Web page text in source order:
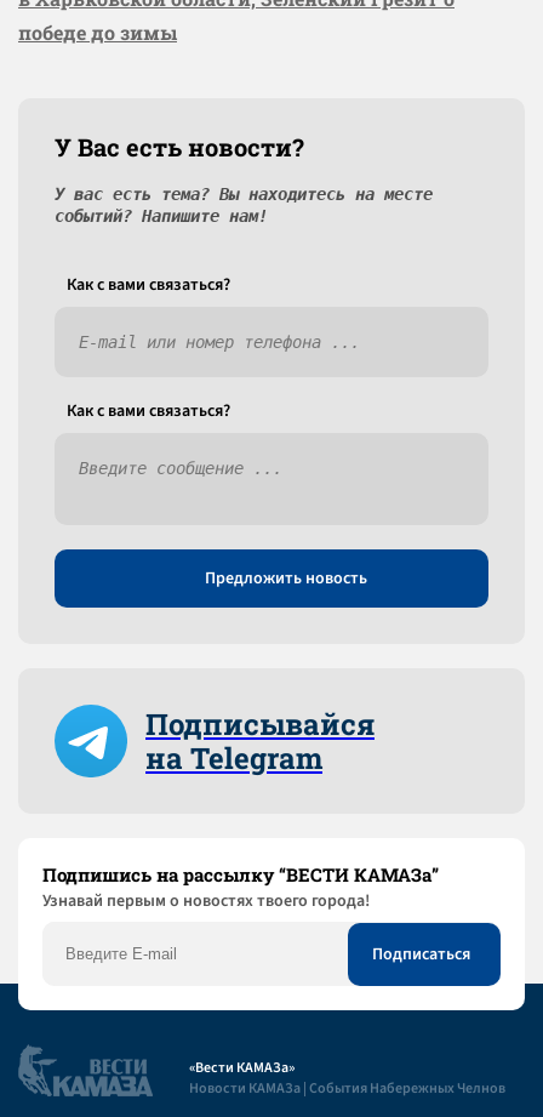
победе до зимы
У Вас есть новости?
У вас есть тема? Вы находитесь на месте
событий? Напишите нам!
Как c вами связаться?
Как c вами связаться?
Предложить новость
Подписывайся
на Telegram
Подпишись на рассылку “ВЕСТИ КАМАЗа”
Узнaвай первым о новостях твоего города!
«Вести КАМАЗа»
Новости КАМАЗа | События Набережных Челнов